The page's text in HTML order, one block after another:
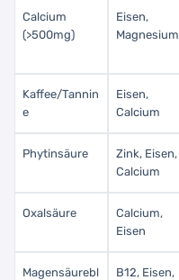
Calcium
(>500mg)
Eisen,
Magnesium
Kaffee/Tannin
e
Eisen,
Calcium
Phytinsäure
Zink, Eisen,
Calcium
Oxalsäure
Calcium,
Eisen
Magensäurebl
B12, Eisen,